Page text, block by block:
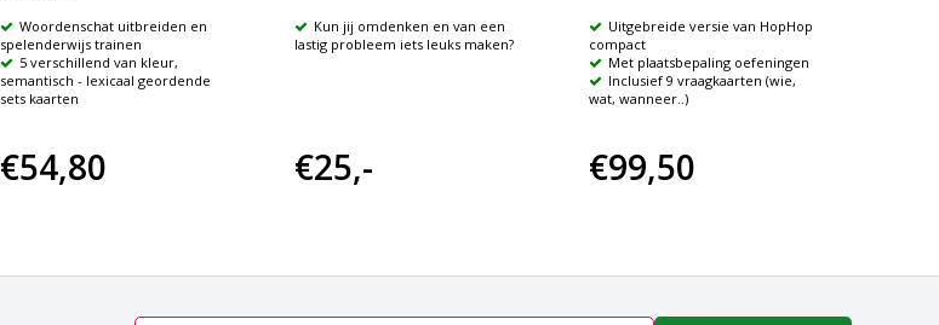
Woordenschat uitbreiden en
spelenderwijs trainen
5 verschillend van kleur,
semantisch - lexicaal geordende
sets kaarten
€54,80
Kun jij omdenken en van een
lastig probleem iets leuks maken?
€25,-
Uitgebreide versie van HopHop
compact
Met plaatsbepaling oefeningen
Inclusief 9 vraagkaarten (wie,
wat, wanneer..)
€99,50